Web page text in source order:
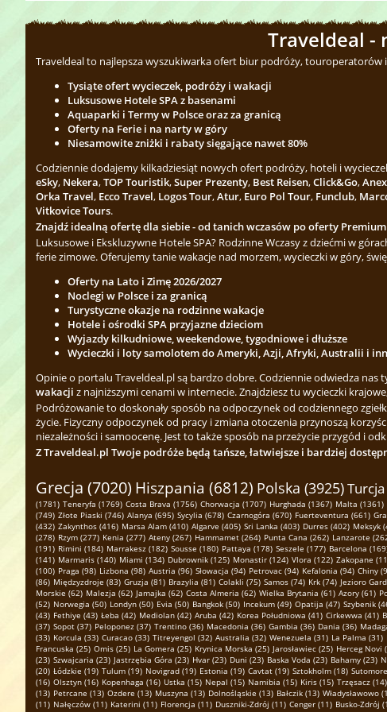
Traveldeal -
Traveldeal to najlepsza wyszukiwarka ofert biur podróży, touroperatorów
Tysiąte ofert wycieczek, podróży i wakacji
Luksusowe Hotele SPA z basenami
Aquaparki i Termy w Polsce oraz za granicą
Oferty na Ferie i na narty w góry
Niesamowite zniżki i rabaty sięgające nawet 80%
Codziennie dodajemy kilkadziesiąt nowych ofert podróży, hoteli i
eSky, Nekera,TOP Touristik,Super Prezenty, Best Reisen,Click&Go,
Orka Travel, Ecco Travel, Logos Tour,Atur, Euro Pol Tour, Funclub,
Vitkovice Tours.
Znajdź idealną ofertę dla siebie - od tanich wczasów po oferty
Luksusowe i Ekskluzywne Hotele SPA? Rodzinne Wczasy z dziećmi w
ferie zimowe. Oferujemy tanie wakacje nad morzem, wycieczki w góry,
Oferty na Lato i Zimę 2026/2027
Noclegi w Polsce i za granicą
Turystyczne okazje na rodzinne wakacje
Hotele i ośrodki SPA przyjazne dzieciom
Wyjazdy kilkudniowe, weekendowe, tygodniowe i dłuższe
Wycieczki i loty samolotem do Ameryki, Azji, Afryki, Australii i
Opinie o portalu Traveldeal.pl są bardzo dobre. Codziennie odwiedza
wakacji z najniższymi cenami w internecie. Znajdziesz tu wycieczki
Podróżowanie to doskonały sposób na odpoczynek od codziennego
życie. Fizyczny odpoczynek od pracy i zmiana otoczenia przynoszą
niezależności i samoocenę. Jest to także sposób na przeżycie przygód i
Z Traveldeal.pl Twoje podróże będą tańsze, łatwiejsze i bardziej
Grecja (7020) Hiszpania (6812) Polska (3925)
(1781) Teneryfa (1769) Costa Brava (1756) Chorwacja (1707) Hurghada (1367) Malta (1361)
(749) Złote Piaski (746) Alanya (695) Sycylia (678) Czarnogóra (670) Fuerteventura (661)
(432) Zakynthos (416) Marsa Alam (410) Algarve (405) Sri Lanka (403) Durres (402) Meksyk
(278) Rzym (277) Kenia (277) Ateny (267) Hammamet (264) Punta Cana (262) Lanzarote
(191) Rimini (184) Marrakesz (182) Sousse (180) Pattaya (178) Seszele (177) Barcelona
(141) Marmaris (140) Miami (134) Dubrownik (125) Monastir (124) Vlora (122) Zakopane
(100) Praga (98) Lizbona (98) Austria (96) Słowacja (94) Petrovac (94) Kefalonia (94) Chiny
(86) Międzyzdroje (83) Gruzja (81) Brazylia (81) Colakli (75) Samos (74) Krk (74) Jezioro
Morskie (62) Malezja (62) Jamajka (62) Costa Almeria (62) Wielka Brytania (61) Azory (61)
(52) Norwegia (50) Londyn (50) Evia (50) Bangkok (50) Incekum (49) Opatija (47) Szybenik
(43) Fethiye (43) Łeba (42) Mediolan (42) Aruba (42) Korea Południowa (41) Cirkewwa (41)
(37) Sopot (37) Peloponez (37) Trentino (36) Macedonia (36) Gambia (36) Dania (36)
(33) Korcula (33) Curacao (33) Titreyengol (32) Australia (32) Wenezuela (31) La Palma (31)
Francuska (25) Omis (25) La Gomera (25) Krynica Morska (25) Jarosławiec (25) Herceg Novi
(23) Szwajcaria (23) Jastrzębia Góra (23) Hvar (23) Duni (23) Baska Voda (23) Bahamy (23)
(20) Łódzkie (19) Tulum (19) Novigrad (19) Estonia (19) Cavtat (19) Sztokholm (18)
(16) Olsztyn (16) Kopenhaga (16) Ustka (15) Nepal (15) Namibia (15) Kiris (15) Trzęsacz (14)
(13) Petrcane (13) Ozdere (13) Muszyna (13) Dolnośląskie (13) Bałczik (13) Władysławowo
(11) Nałęczów (11) Katerini (11) Florencja (11) Duszniki-Zdrój (11) Cenger (11) Busko-Zdrój